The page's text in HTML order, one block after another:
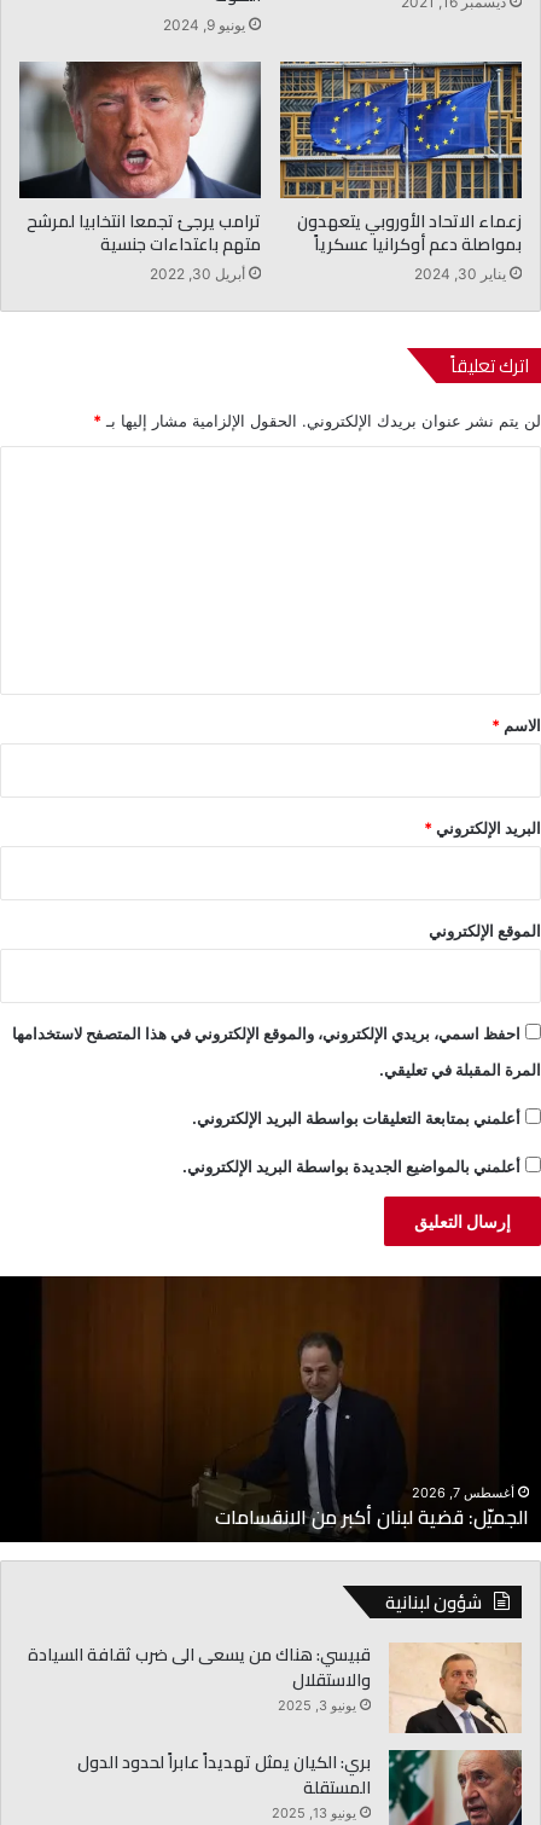
يونيو 9, 2024
زعماء الاتحاد الأوروبي يتعهدون
بمواصلة دعم أوكرانيا عسكرياً
يناير 30, 2024
ترامب يرجئ تجمعا انتخابيا لمرشح
متهم باعتداءات جنسية
أبريل 30, 2022
اترك تعليقاً
لن يتم نشر عنوان بريدك الإلكتروني. الحقول الإلزامية مشار إليها بـ *
*
الاسم *
البريد الإلكتروني*
الموقع الإلكتروني
احفظ اسمي، بريدي الإلكتروني، والموقع الإلكتروني في هذا المتصفح لاستخدامها
المرة المقبلة في تعليقي.
أعلمني بمتابعة التعليقات بواسطة البريد الإلكتروني.
أعلمني بالمواضيع الجديدة بواسطة البريد الإلكتروني.
أغسطس 7, 2026
الجميّل: قضية لبنان أكبر من الانقسامات
شؤون لبنانية
قبيسي: هناك من يسعى الى ضرب ثقافة السيادة
والاستقلال
يونيو 3, 2025
بري: الكيان يمثل تهديداً عابراً لحدود الدول
المستقلة
يونيو 13, 2025